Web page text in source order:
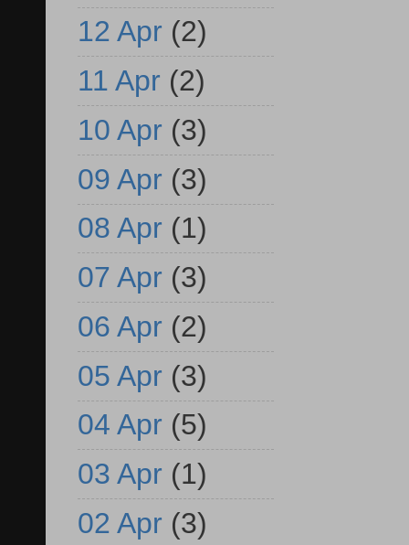
12 Apr (2)
11 Apr (2)
10 Apr (3)
09 Apr (3)
08 Apr (1)
07 Apr (3)
06 Apr (2)
05 Apr (3)
04 Apr (5)
03 Apr (1)
02 Apr (3)